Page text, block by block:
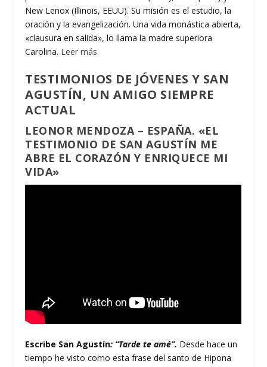
New Lenox (Illinois, EEUU). Su misión es el estudio, la
oración y la evangelización. Una vida monástica abierta,
«clausura en salida», lo llama la madre superiora
Carolina. Leer más.
TESTIMONIOS DE JÓVENES Y SAN
AGUSTÍN, UN AMIGO SIEMPRE
ACTUAL
LEONOR MENDOZA – ESPAÑA. «EL
TESTIMONIO DE SAN AGUSTÍN ME
ABRE EL CORAZÓN Y ENRIQUECE MI
VIDA»
Escribe San Agustín: “Tarde te amé”. Desde hace un
tiempo he visto como esta frase del santo de Hipona